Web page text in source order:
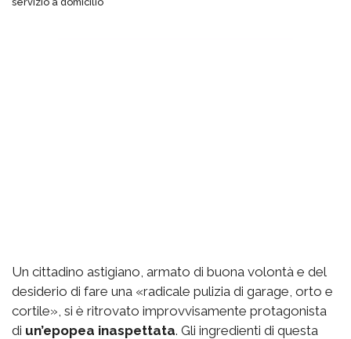
Un cittadino astigiano, armato di buona volontà e del
desiderio di fare una «radicale pulizia di garage, orto e
cortile», si è ritrovato improvvisamente protagonista
di un’epopea inaspettata. Gli ingredienti di questa